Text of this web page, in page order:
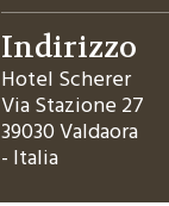
Indirizzo
Hotel Scherer
Via Stazione 27
39030 Valdaora
- Italia